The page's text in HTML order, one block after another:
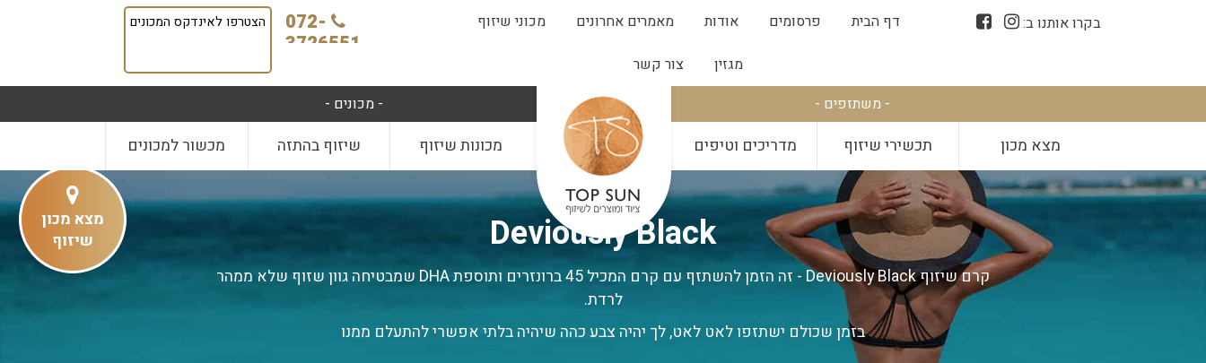
בקרו אותנו ב: דף הבית פרסומים אודות מאמרים אחרונים
מכוני שיזוף
מגזין
צור קשר
072-
3726551
הצטרפו לאינדקס המכונים
- משתזפים - - מכונים -
מצא מכון תכשירי שיזוף מדריכים וטיפים מכונות שיזוף שיזוף בהתזה מכשור למכונים
Deviously Black
קרם שיזוף Deviously Black - זה הזמן להשתזף עם קרם המכיל 45 ברונזרים ותוספת DHA שמבטיחה גוון שזוף שלא ממהר
לרדת.
בזמן שכולם ישתזפו לאט לאט, לך יהיה צבע כהה שיהיה בלתי אפשרי להתעלם ממנו
מצא מכון
שיזוף